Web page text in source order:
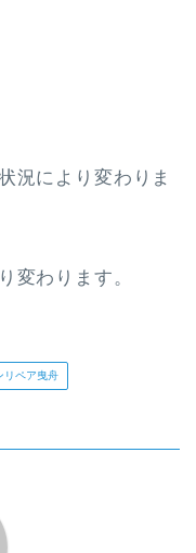
況により変わりま
変わります。
リペア曳舟